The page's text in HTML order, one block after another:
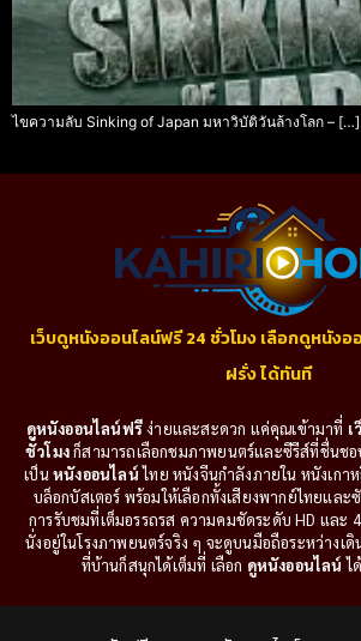
ไขความลับ Sinking of Japan มหาวิบัติวันล้างโลก – […]
เว็บดูหนังออนไลน์ฟรี 24 ชั่วโมง เลือกดูหนังอ
ฝรั่ง ได้ทันที
ดูหนังออนไลน์ฟรีง่ายและสะดวก แค่คุณเข้ามาที่
ชั่วโมงก็สามารถเลือกชมภาพยนตร์และซีรีส์ที่ชื่นชอ
เป็นหนังออนไลน์ไทย หนังจีนกำลังภายใน หนังเกา
บล็อกบัสเตอร์ พร้อมให้เลือกทั้งเสียงพากย์ไทยแล
การรับชมที่เต็มอรรถรส ความคมชัดระดับ HD และ
นั่งอยู่ในโรงภาพยนตร์จริง ๆ จะดูบนมือถือระหว่างเ
ที่บ้านก็สนุกได้เต็มที่ เลือก ดูหนังออนไลน์ ไ